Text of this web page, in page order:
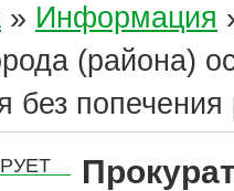
» Информация
(района)
без